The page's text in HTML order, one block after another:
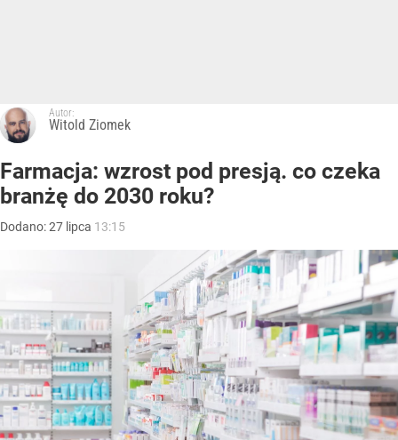
Autor:
Witold Ziomek
Farmacja: wzrost pod presją. co czeka
branżę do 2030 roku?
Dodano:27 lipca 13:15